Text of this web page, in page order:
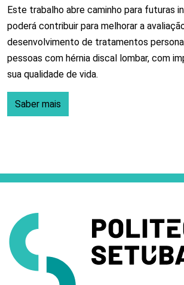
Este trabalho abre caminho para futuras
poderá contribuir para melhorar a
desenvolvimento de tratamentos
pessoas com hérnia discal lombar, com
sua qualidade de vida.
Saber mais